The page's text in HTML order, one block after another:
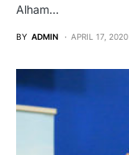
Alham…
BY ADMIN APRIL 17, 2020